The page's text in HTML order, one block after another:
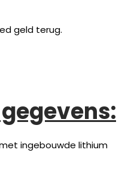
geld terug.
ingebouwde lithium